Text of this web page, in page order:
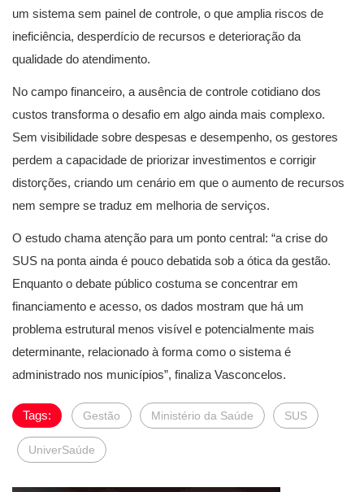
um sistema sem painel de controle, o que amplia riscos de
ineficiência, desperdício de recursos e deterioração da
qualidade do atendimento.
No campo financeiro, a ausência de controle cotidiano dos
custos transforma o desafio em algo ainda mais complexo.
Sem visibilidade sobre despesas e desempenho, os gestores
perdem a capacidade de priorizar investimentos e corrigir
distorções, criando um cenário em que o aumento de recursos
nem sempre se traduz em melhoria de serviços.
O estudo chama atenção para um ponto central: “a crise do
SUS na ponta ainda é pouco debatida sob a ótica da gestão.
Enquanto o debate público costuma se concentrar em
financiamento e acesso, os dados mostram que há um
problema estrutural menos visível e potencialmente mais
determinante, relacionado à forma como o sistema é
administrado nos municípios”, finaliza Vasconcelos.
Tags: Gestão Ministério da Saúde SUS
UniverSaúde